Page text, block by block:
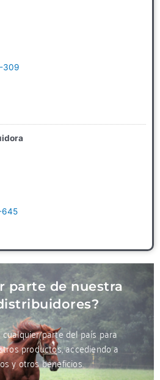
309
645
parte de nuestra
parte del país para
productos, accediendo a
y otros beneficios.